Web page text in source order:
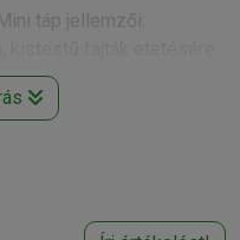
táp jellemzői:
darabkákból